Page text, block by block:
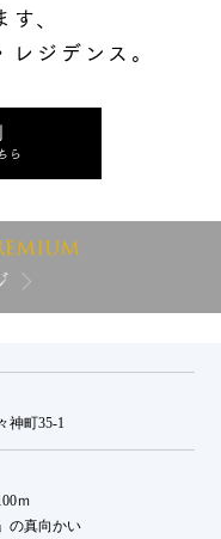
、
ジデンス。
ら
神町35-1
ｍ
の真向かい